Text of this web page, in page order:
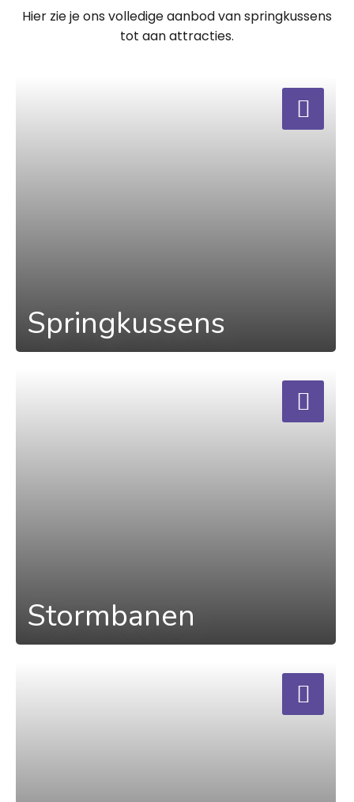
Hier zie je ons volledige aanbod van springkussens
tot aan attracties.
Springkussens
Stormbanen